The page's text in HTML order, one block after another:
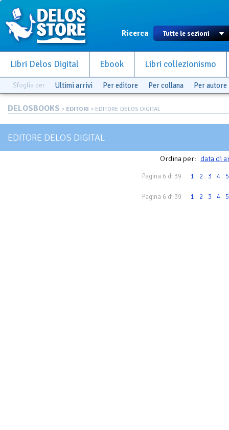
Ricerca
Libri Delos Digital Ebook Libri collezionismo
Sfoglia per Ultimi arrivi Per editore Per collana Per autore
DELOSBOOKS > EDITORI > EDITORE DELOS DIGITAL
EDITORE DELOS DIGITAL
Ordina per: data di
Pagina 6 di 39 1 2 3 4 5
Pagina 6 di 39 1 2 3 4 5